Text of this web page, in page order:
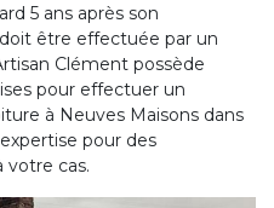
5 ans après son
être effectuée par un
Clément possède
pour effectuer un
à Neuves Maisons dans
pour des
votre cas.